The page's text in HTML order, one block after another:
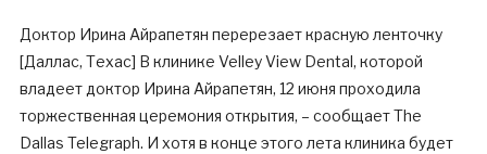
Доктор Ирина Айрапетян перерезает красную ленточку
[Даллас, Техас] В клинике Velley View Dental, которой
владеет доктор Ирина Айрапетян, 12 июня проходила
торжественная церемония открытия, – сообщает The
Dallas Telegraph. И хотя в конце этого лета клиника будет